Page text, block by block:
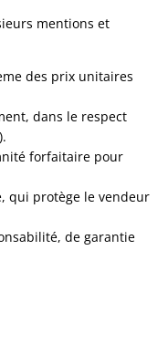
mentions et
des prix unitaires
dans le respect
forfaitaire pour
qui protège le vendeur
de garantie